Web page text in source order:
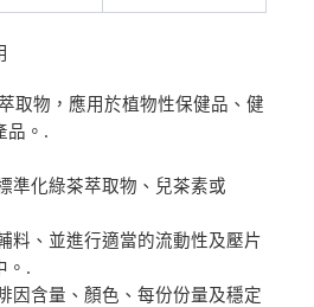
取物，應用於植物性保健品、健
品。.
準化綠茶萃取物、兒茶素或
料、並進行適當的流動性及壓片
。.
因含量、顏色、每份份量及穩定